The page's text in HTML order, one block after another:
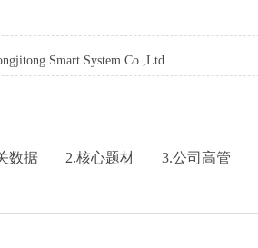
Smart System Co.,Ltd.
数据 2.核心题材 3.公司高管